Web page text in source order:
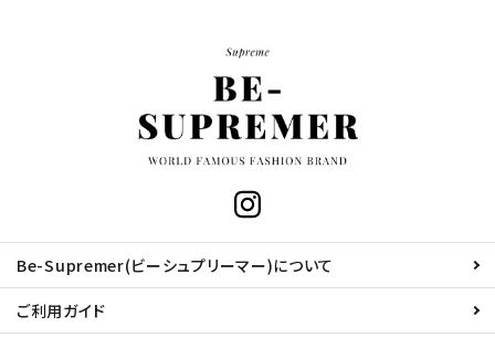
Be-Supremer(ビーシュプリーマー)について
ご利用ガイド